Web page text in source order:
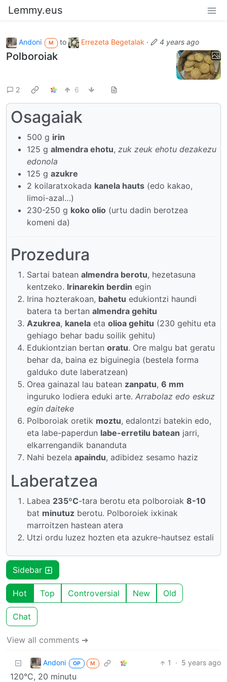
Lemmy.eus
Andoni M to Errezeta Begetalak · 4 years ago
Polboroiak
2 6
Osagaiak
500 g irin
125 g almendra ehotu, zuk zeuk ehotu dezakezu
edonola
125 g azukre
2 koilaratxokada kanela hauts (edo kakao,
limoi-azal…)
230-250 g koko olio (urtu dadin berotzea
komeni da)
Prozedura
Sartai batean almendra berotu, hezetasuna
kentzeko. Irinarekin berdin egin
Irina hozterakoan, bahetu edukiontzi haundi
batera ta bertan almendra gehitu
Azukrea, kanela eta olioa gehitu (230 gehitu eta
gehiago behar badu soilik gehitu)
Edukiontzian bertan oratu. Ore malgu bat geratu
behar da, baina ez biguinegia (bestela forma
galduko dute laberatzean)
Orea gainazal lau batean zanpatu, 6 mm
inguruko lodiera eduki arte. Arrabolaz edo eskuz
egin daiteke
Polboroiak oretik moztu, edalontzi batekin edo,
eta labe-paperdun labe-erretilu batean jarri,
elkarrengandik bananduta
Nahi bezela apaindu, adibidez sesamo haziz
Laberatzea
Labea 235ºC-tara berotu eta polboroiak 8-10
bat minutuz berotu. Polboroiek ixkinak
marroitzen hastean atera
Utzi ordu luzez hozten eta azukre-hautsez estali
Sidebar
Hot Top Controversial New Old
Chat
View all comments ➔
Andoni OP M 1 · 5 years ago
120°C, 20 minutu